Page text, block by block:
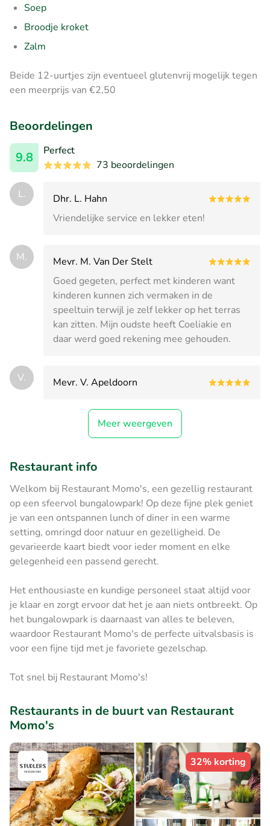
Soep
Broodje kroket
Zalm
Beide 12-uurtjes zijn eventueel glutenvrij mogelijk tegen
een meerprijs van €2,50
Beoordelingen
9.8
Perfect
73 beoordelingen
L.
Dhr. L. Hahn
Vriendelijke service en lekker eten!
M.
Mevr. M. Van Der Stelt
Goed gegeten, perfect met kinderen want
kinderen kunnen zich vermaken in de
speeltuin terwijl je zelf lekker op het terras
kan zitten. Mijn oudste heeft Coeliakie en
daar werd goed rekening mee gehouden.
V. Mevr. V. Apeldoorn
Meer weergeven
Restaurant info
Welkom bij Restaurant Momo's, een gezellig restaurant
op een sfeervol bungalowpark! Op deze fijne plek geniet
je van een ontspannen lunch of diner in een warme
setting, omringd door natuur en gezelligheid. De
gevarieerde kaart biedt voor ieder moment en elke
gelegenheid een passend gerecht.
Het enthousiaste en kundige personeel staat altijd voor
je klaar en zorgt ervoor dat het je aan niets ontbreekt. Op
het bungalowpark is daarnaast van alles te beleven,
waardoor Restaurant Momo's de perfecte uitvalsbasis is
voor een fijne tijd met je favoriete gezelschap.
Tot snel bij Restaurant Momo's!
Restaurants in de buurt van Restaurant
Momo's
32% korting